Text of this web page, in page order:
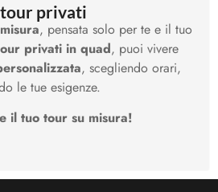
privati
, pensata solo per te e il tuo
privati in quad, puoi vivere
, scegliendo orari,
le tue esigenze.
il tuo tour su misura!